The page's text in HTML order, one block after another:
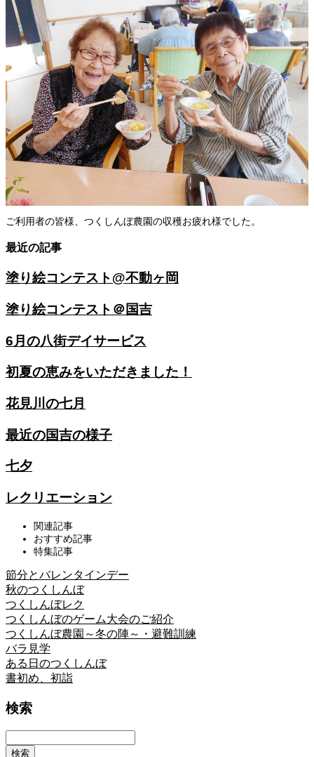
ご利用者の皆様、つくしんぼ農園の収穫お疲れ様でした。
最近の記事
塗り絵コンテスト@不動ヶ岡
塗り絵コンテスト＠国吉
6月の八街デイサービス
初夏の恵みをいただきました！
花見川の七月
最近の国吉の様子
七夕
レクリエーション
関連記事
おすすめ記事
特集記事
節分とバレンタインデー
秋のつくしんぼ
つくしんぼレク
つくしんぼのゲーム大会のご紹介
つくしんぼ農園～冬の陣～・避難訓練
バラ見学
ある日のつくしんぼ
書初め、初詣
検索